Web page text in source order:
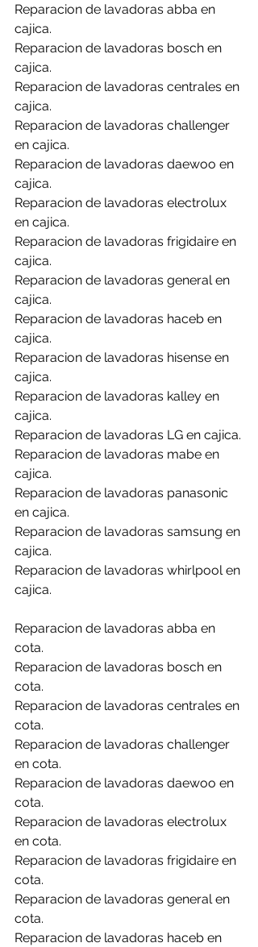
Reparacion de lavadoras abba en
cajica.
Reparacion de lavadoras bosch en
cajica.
Reparacion de lavadoras centrales en
cajica.
Reparacion de lavadoras challenger
en cajica.
Reparacion de lavadoras daewoo en
cajica.
Reparacion de lavadoras electrolux
en cajica.
Reparacion de lavadoras frigidaire en
cajica.
Reparacion de lavadoras general en
cajica.
Reparacion de lavadoras haceb en
cajica.
Reparacion de lavadoras hisense en
cajica.
Reparacion de lavadoras kalley en
cajica.
Reparacion de lavadoras LG en cajica.
Reparacion de lavadoras mabe en
cajica.
Reparacion de lavadoras panasonic
en cajica.
Reparacion de lavadoras samsung en
cajica.
Reparacion de lavadoras whirlpool en
cajica.
Reparacion de lavadoras abba en
cota.
Reparacion de lavadoras bosch en
cota.
Reparacion de lavadoras centrales en
cota.
Reparacion de lavadoras challenger
en cota.
Reparacion de lavadoras daewoo en
cota.
Reparacion de lavadoras electrolux
en cota.
Reparacion de lavadoras frigidaire en
cota.
Reparacion de lavadoras general en
cota.
Reparacion de lavadoras haceb en